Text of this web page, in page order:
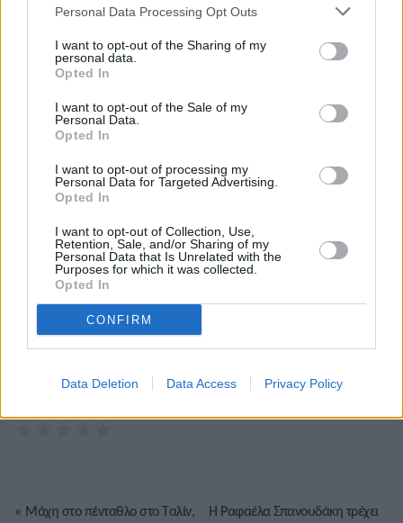
Personal Data Processing Opt Outs
I want to opt-out of the Sharing of my
personal data.
Opted In
I want to opt-out of the Sale of my
Personal Data.
Opted In
I want to opt-out of processing my
Personal Data for Targeted Advertising.
Opted In
I want to opt-out of Collection, Use,
Retention, Sale, and/or Sharing of my
Personal Data that Is Unrelated with the
Purposes for which it was collected.
Opted In
CONFIRM
Data Deletion Data Access Privacy Policy
Τόλης Λελεκίδης
Το άρθρο δεν έχει ακόμα βαθμολογηθεί.
« Μάχη στο πένταθλο στο Ταλίν,
Η Ραφαέλα Σπανουδάκη τρέχει